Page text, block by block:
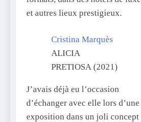
et autres lieux prestigieux.
Cristina Marquès
ALICIA
PRETIOSA (2021)
J’avais déjà eu l’occasion
d’échanger avec elle lors d’une
exposition dans un joli concept